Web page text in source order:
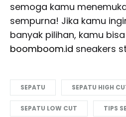
semoga kamu
sempurna! Jika kamu
banyak pilihan, kamu
boomboom.id sneakers
SEPATU SEPATU HIGH
SEPATU LOW CUT TIPS